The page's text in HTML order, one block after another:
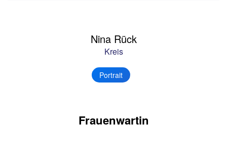
Nina Rück
Kreis
Portrait
Frauenwartin